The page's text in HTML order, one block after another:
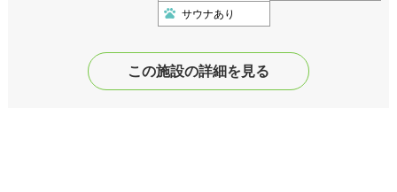
サウナあり
この施設の詳細を見る